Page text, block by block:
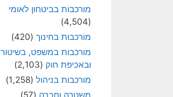
מורכבות בביטחון לאומי
(4,504)
מורכבות בחינוך (420)
מורכבות במשפט, בשיטור
ובאכיפת חוק (2,103)
מורכבות בניהול (1,258)